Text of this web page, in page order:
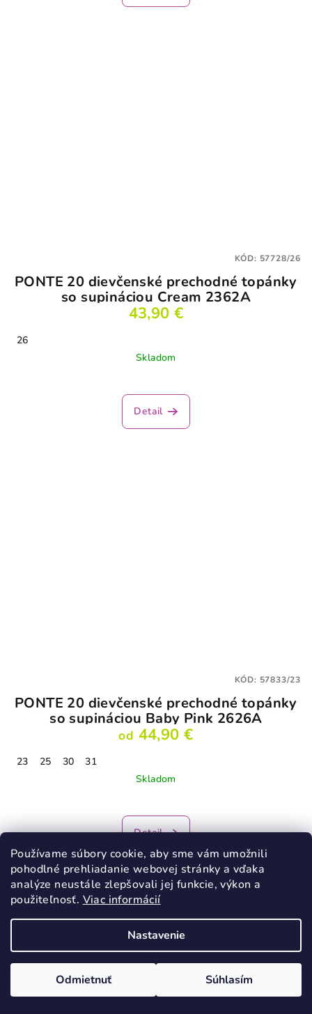
Používame súbory cookie, aby sme vám umožnili
pohodlné prehliadanie webovej stránky a vďaka
analýze neustále zlepšovali jej funkcie, výkon a
použiteľnosť. Viac informácií
Nastavenie
Odmietnuť Súhlasím
PONTE 20 dievčenské prechodné topánky
so supináciou Cream 2362A
43,90 €
26
Skladom
Detail
KÓD: 57728/26
PONTE 20 dievčenské prechodné topánky
so supináciou Baby Pink 2626A
od 44,90 €
23 25 30
31
Skladom
Detail
KÓD: 57833/23
Podobné produkty